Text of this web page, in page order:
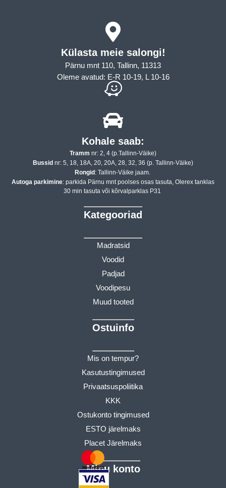
Külasta meie salongi!
Pärnu mnt 110, Tallinn, 11313
Oleme avatud: E-R 10-19, L 10-16
Kohale saab:
Tramm nr: 2, 4 (p.Tallinn-Väike)
Bussid nr: 5, 18, 18A, 20, 20A, 28, 32, 36 (p. Tallinn-Väike)
Rongid : Tallinn-Väike jaam.
Autoga parkimine: parkida Pärnu mnt poolses osas tasuta, Olerex tanklas
30 min tasuta või kõrvalparklas P31
Kategooriad
Madratsid
Voodid
Padjad
Voodipesu
Muud tooted
Ostuinfo
Mis on tempur?
Kasutustingimused
Privaatsuspoliitika
KKK
Ostukonto tingimused
ESTO järelmaks
Placet Järelmaks
Minu konto